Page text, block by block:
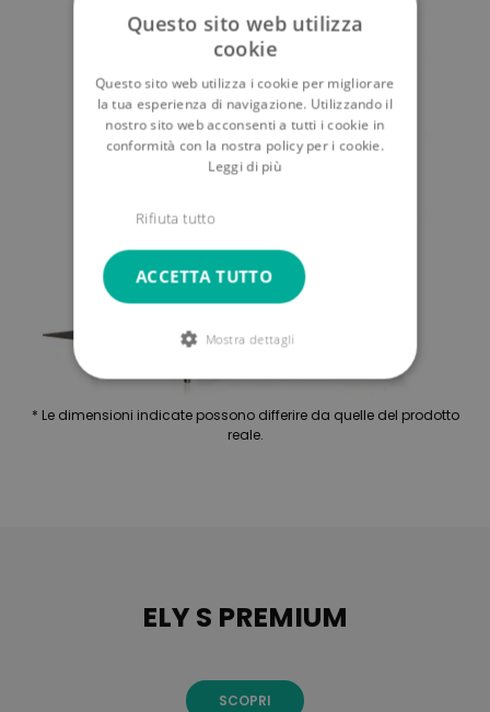
* Le dimensioni indicate possono differire da quelle del prodotto
reale.
ELY S PREMIUM
SCOPRI
Questo sito web utilizza
cookie
Questo sito web utilizza i cookie per migliorare
la tua esperienza di navigazione. Utilizzando il
nostro sito web acconsenti a tutti i cookie in
conformità con la nostra policy per i cookie.
Leggi di più
ACCETTA TUTTO
Rifiuta tutto
Mostra dettagli